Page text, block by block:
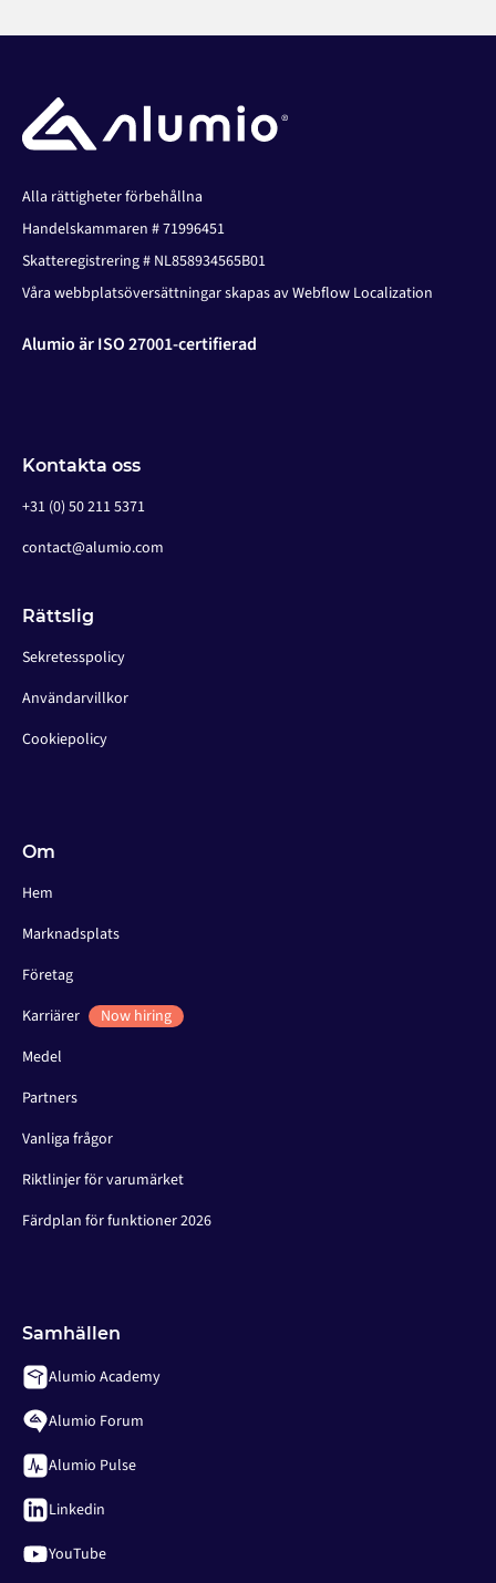
Alla rättigheter förbehållna
Handelskammaren # 71996451
Skatteregistrering # NL858934565B01
Våra webbplatsöversättningar skapas av Webflow Localization
Alumio är ISO 27001-certifierad
Kontakta oss
+31 (0) 50 211 5371
contact@alumio.com
Rättslig
Sekretesspolicy
Användarvillkor
Cookiepolicy
Om
Hem
Marknadsplats
Företag
Karriärer
Now hiring
Medel
Partners
Vanliga frågor
Riktlinjer för varumärket
Färdplan för funktioner 2026
Samhällen
Alumio Academy
Alumio Forum
Alumio Pulse
Linkedin
YouTube